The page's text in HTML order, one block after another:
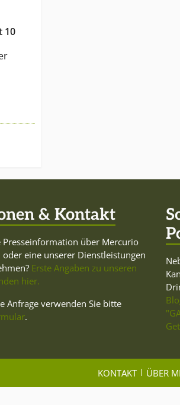
10
& Kontakt
Presseinformation über Mercurio
eine unserer Dienstleistungen
Erste Angaben zu unseren
hier.
Anfrage verwenden Sie bitte
.
KONTAKT ÜBER